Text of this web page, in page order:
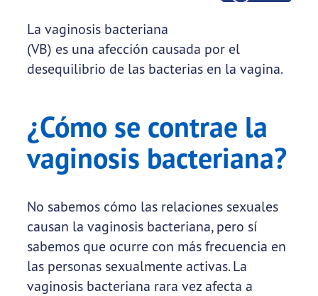
La vaginosis bacteriana
(VB) es una afección causada por el
desequilibrio de las bacterias en la vagina.
¿Cómo se contrae la
vaginosis bacteriana?
No sabemos cómo las relaciones sexuales
causan la vaginosis bacteriana, pero sí
sabemos que ocurre con más frecuencia en
las personas sexualmente activas. La
vaginosis bacteriana rara vez afecta a